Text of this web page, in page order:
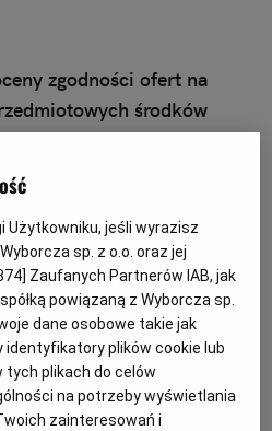
zgodności ofert na
środków
jest zgodnie z
Zamawiający
środków
aktualnych kart
technicznych lub
środków
wymagań zawartych w
dopuścił
tych dokumentów.
do postępowania,
Użytkowniku, jeśli wyrazisz
sp. z o.o. oraz jej
] Zaufanych Partnerów IAB, jak
powiązaną z Wyborcza sp.
dane osobowe takie jak
identyfikatory plików cookie lub
plikach do celów
na potrzeby wyświetlania
zainteresowań i